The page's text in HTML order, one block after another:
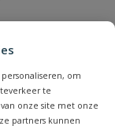
om
te
onze site met onze
partners kunnen